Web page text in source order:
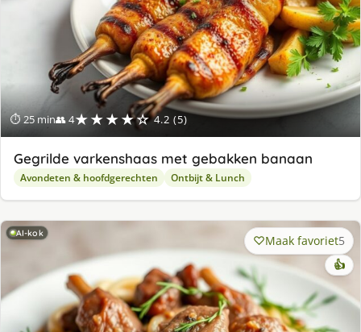
⏱ 25 min👥 4★★★★☆ 4.2 (5)
Gegrilde varkenshaas met gebakken banaan
Avondeten & hoofdgerechten Ontbijt & Lunch
AI-kok Maak favoriet5
👍